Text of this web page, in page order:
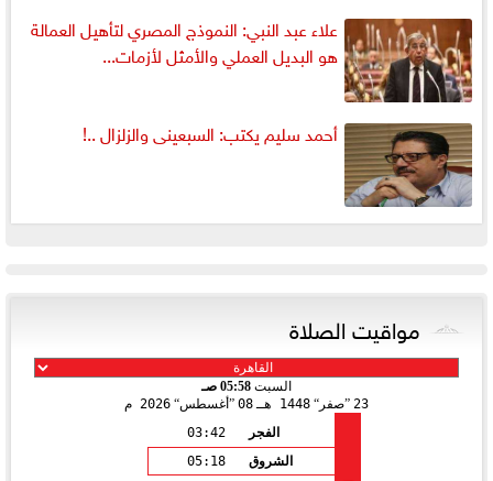
علاء عبد النبي: النموذج المصري لتأهيل العمالة
هو البديل العملي والأمثل لأزمات...
أحمد سليم يكتب: السبعينى والزلزال ..!
مواقيت الصلاة
السبت 05:58 صـ
23 صفر 1448 هـ 08 أغسطس 2026 م
الفجر
03:42
الشروق
05:18